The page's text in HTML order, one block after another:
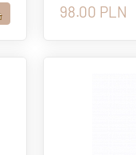
98.00 PLN